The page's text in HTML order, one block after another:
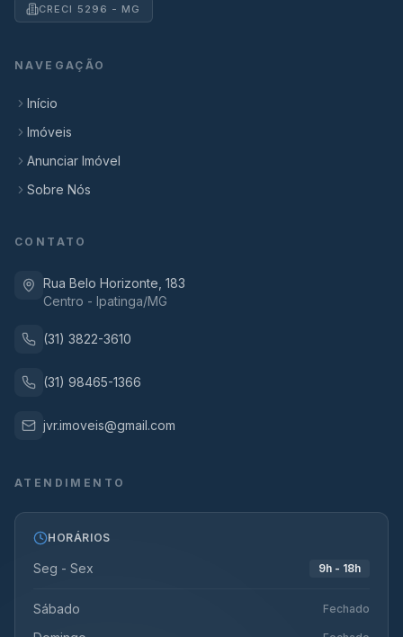
CRECI 5296 - MG
NAVEGAÇÃO
Início
Imóveis
Anunciar Imóvel
Sobre Nós
CONTATO
Rua Belo Horizonte, 183
Centro - Ipatinga/MG
(31) 3822-3610
(31) 98465-1366
jvr.imoveis@gmail.com
ATENDIMENTO
HORÁRIOS
Seg - Sex 9h - 18h
Sábado Fechado